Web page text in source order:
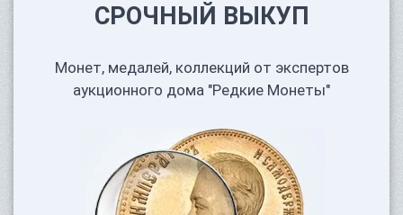
СРОЧНЫЙ ВЫКУП
Монет, медалей, коллекций от экспертов
аукционного дома "Редкие Монеты"